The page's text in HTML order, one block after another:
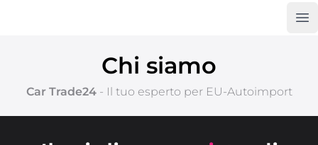
Chi siamo
Car Trade24- Il tuo esperto per EU-Autoimport